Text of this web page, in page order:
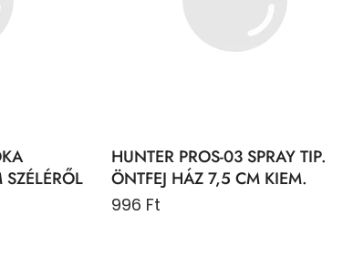
HUNTER PROS-03 SPRAY TIP.
ÖNTFEJ HÁZ 7,5 CM KIEM.
996 Ft